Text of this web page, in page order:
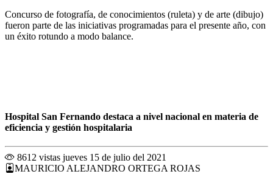
Concurso de fotografía, de conocimientos (ruleta) y de arte (dibujo)
fueron parte de las iniciativas programadas para el presente año, con
un éxito rotundo a modo balance.
Hospital San Fernando destaca a nivel nacional en materia de
eficiencia y gestión hospitalaria
8612 vistas jueves 15 de julio del 2021
MAURICIO ALEJANDRO ORTEGA ROJAS